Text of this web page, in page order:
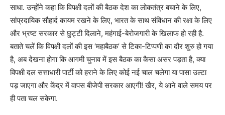
साधा. उन्होंने कहा कि विपक्षी दलों की बैठक देश का लोकतंत्र बचाने के लिए,
सांप्रदायिक सौहार्द कायम रखने के लिए, भारत के साथ संविधान की रक्षा के लिए
और भ्रष्ट सरकार से छुट्टी दिलाने, महंगाई-बेरोजगारी के खिलाफ हो रही है.
बताते चलें कि विपक्षी दलों की इस ‘महाबैठक’ से टिका-टिप्पणी का दौर शुरु हो गया
है, अब देखना होगा कि आगमी चुनाव में इस बैठक का कैसा असर पड़ता है, क्या
विपक्षी दल सत्ताधारी पार्टी को हराने के लिए कोई नई चाल चलेगा या पासा उल्टा
पड़ जाएगा और केंद्र में वापस बीजेपी सरकार आएगी! खैर, ये आने वाले समय पर
ही पता चल सकेगा.